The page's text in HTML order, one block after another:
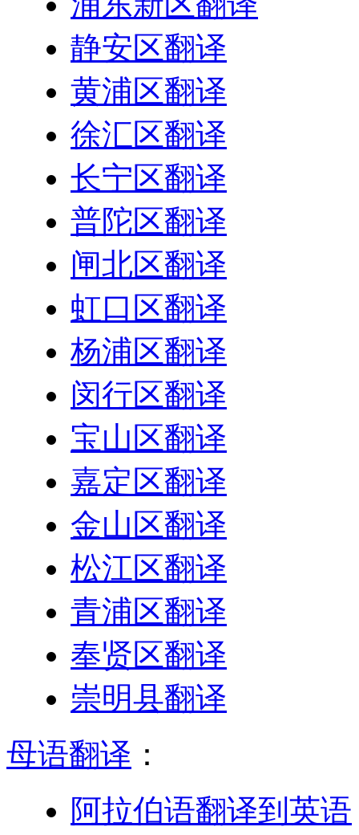
静安区翻译
黄浦区翻译
徐汇区翻译
长宁区翻译
普陀区翻译
闸北区翻译
虹口区翻译
杨浦区翻译
闵行区翻译
宝山区翻译
嘉定区翻译
金山区翻译
松江区翻译
青浦区翻译
奉贤区翻译
崇明县翻译
母语翻译 ：
阿拉伯语翻译到英语